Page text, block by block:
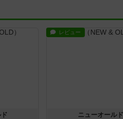
レビュー
ニューオールド